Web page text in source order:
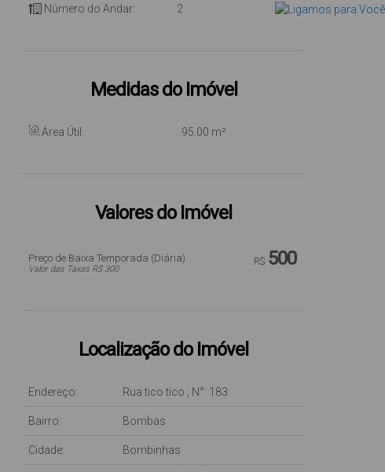
Número do Andar: 2
Medidas do Imóvel
Área Útil: 95 .00 m²
Valores do Imóvel
R$ 500
Preço de Baixa Temporada (Diária)
Valor das Taxas R$ 300
Localização do Imóvel
Endereço: Rua tico tico N°: 183
Bairro: Bombas
Cidade: Bombinhas